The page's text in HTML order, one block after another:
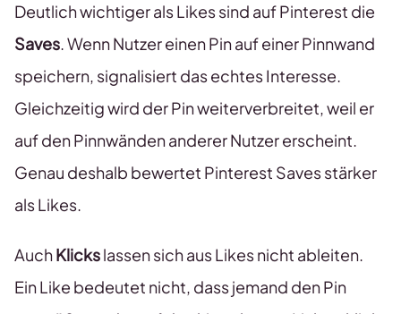
Deutlich wichtiger als Likes sind auf Pinterest die
Saves. Wenn Nutzer einen Pin auf einer Pinnwand
speichern, signalisiert das echtes Interesse.
Gleichzeitig wird der Pin weiterverbreitet, weil er
auf den Pinnwänden anderer Nutzer erscheint.
Genau deshalb bewertet Pinterest Saves stärker
als Likes.
AuchKlickslassen sich aus Likes nicht ableiten.
Ein Like bedeutet nicht, dass jemand den Pin